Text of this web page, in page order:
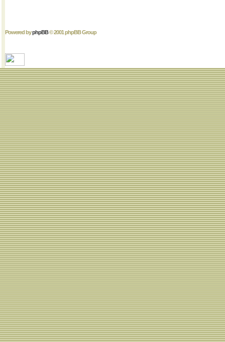
Powered byphpBB© 2001 phpBB Group